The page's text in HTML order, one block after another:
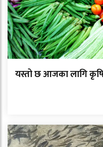
यस्तो छ आजका लागि